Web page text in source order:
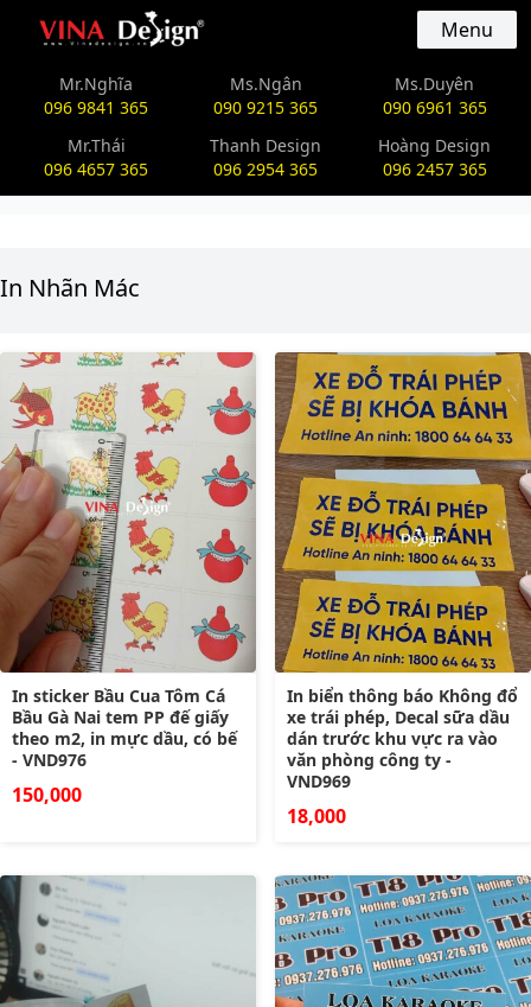
vinadesign.vn Menu
Mr.Nghĩa
096 9841 365
Ms.Ngân
090 9215 365
Ms.Duyên
090 6961 365
Mr.Thái
096 4657 365
Thanh Design
096 2954 365
Hoàng Design
096 2457 365
In Nhãn Mác
In sticker Bầu Cua Tôm Cá
Bầu Gà Nai tem PP đế giấy
theo m2, in mực dầu, có bế
- VND976
150,000
In biển thông báo Không đổ
xe trái phép, Decal sữa dầu
dán trước khu vực ra vào
văn phòng công ty -
VND969
18,000